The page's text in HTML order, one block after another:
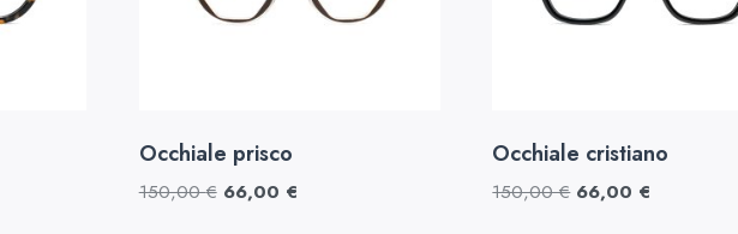
Occhiale prisco
150,00€ 66,00 €
Occhiale cristiano
150,00€ 66,00 €